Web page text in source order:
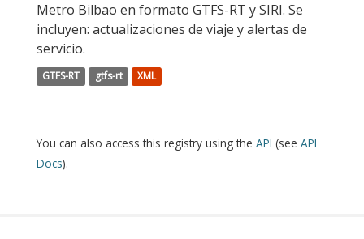
Metro Bilbao en formato GTFS-RT y SIRI. Se
incluyen: actualizaciones de viaje y alertas de
servicio.
GTFS-RT gtfs-rt XML
You can also access this registry using the API (see API
Docs).